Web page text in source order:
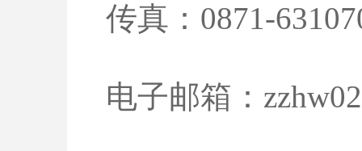
传真：0871-
电子邮箱：